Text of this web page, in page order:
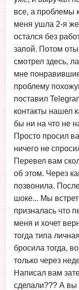
все, а проблемы
меня ушла 2-я
остался без
запой. Потом
смотрел здесь,
мне
проблему
поставил
контакты нашел
бы ни на что не
Просто просил
ничего не
Перевел вам
об этом. Через
позвонила.
шоке... Мы
призналась что
меня и хочет
тогда типа
бросила тогда,
только через
Написал вам
сделали??? А вы